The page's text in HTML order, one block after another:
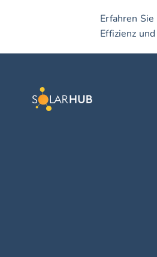
Erfahren
Effizienz